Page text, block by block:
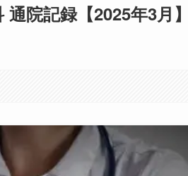
院記録【2025年3月】